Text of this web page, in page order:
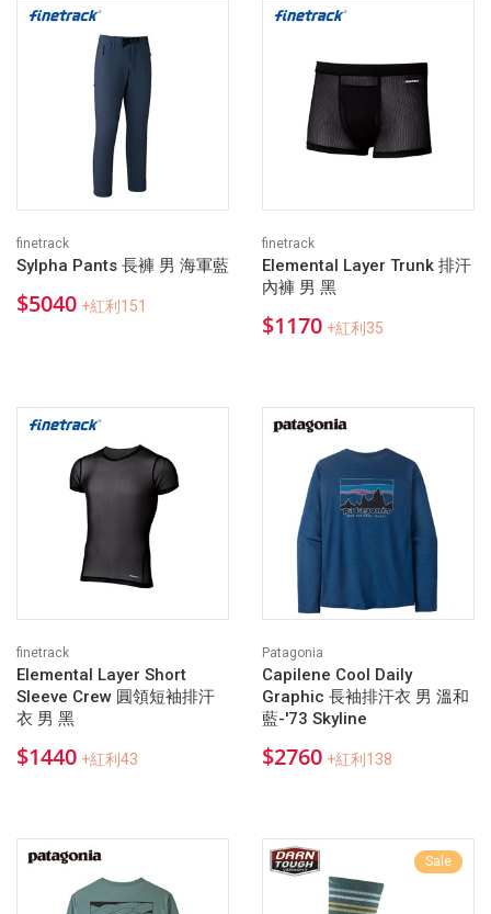
finetrack
Sylpha Pants 長褲 男 海軍藍
$5040 +紅利151
finetrack
Elemental Layer Trunk 排汗
內褲 男 黑
$1170 +紅利35
finetrack
Elemental Layer Short
Sleeve Crew 圓領短袖排汗
衣 男 黑
$1440 +紅利43
Patagonia
Capilene Cool Daily
Graphic 長袖排汗衣 男 溫和
藍-'73 Skyline
$2760 +紅利138
Sale